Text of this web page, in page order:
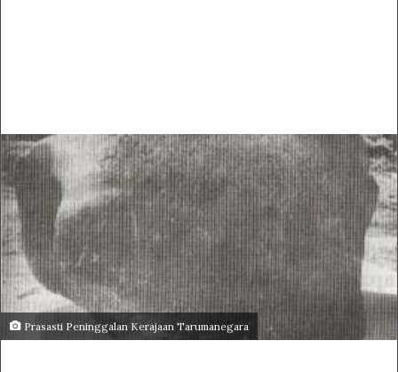
Prasasti Peninggalan Kerajaan Tarumanegara